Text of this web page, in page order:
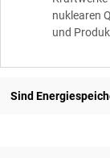
nuklearen
und
Sind